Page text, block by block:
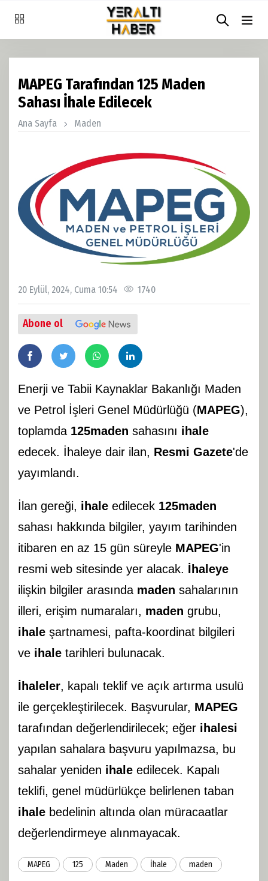
MAPEG Tarafından 125 Maden
Sahası İhale Edilecek
Ana Sayfa Maden
20 Eylül, 2024, Cuma 10:54 1740
Abone ol
Enerji ve Tabii Kaynaklar Bakanlığı Maden
ve Petrol İşleri Genel Müdürlüğü (MAPEG),
toplamda 125maden sahasını ihale
edecek. İhaleye dair ilan, Resmi Gazete'de
yayımlandı.
İlan gereği, ihale edilecek 125maden
sahası hakkında bilgiler, yayım tarihinden
itibaren en az 15 gün süreyle MAPEG'in
resmi web sitesinde yer alacak. İhaleye
ilişkin bilgiler arasında maden sahalarının
illeri, erişim numaraları, maden grubu,
ihale şartnamesi, pafta-koordinat bilgileri
ve ihale tarihleri bulunacak.
İhaleler, kapalı teklif ve açık artırma usulü
ile gerçekleştirilecek. Başvurular, MAPEG
tarafından değerlendirilecek; eğer ihalesi
yapılan sahalara başvuru yapılmazsa, bu
sahalar yeniden ihale edilecek. Kapalı
teklifi, genel müdürlükçe belirlenen taban
ihale bedelinin altında olan müracaatlar
değerlendirmeye alınmayacak.
MAPEG 125 Maden İhale maden